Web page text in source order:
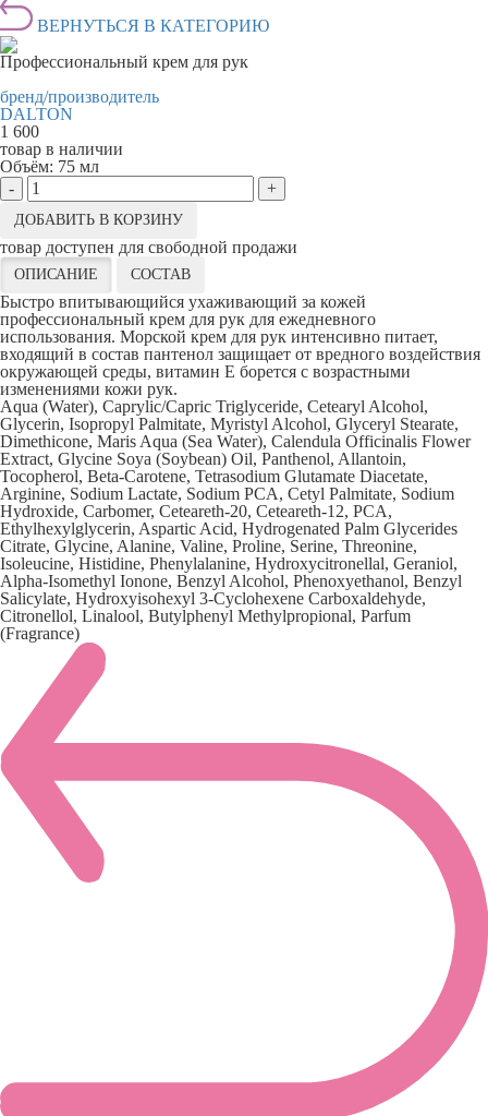
ВЕРНУТЬСЯ В КАТЕГОРИЮ
Профессиональный крем для рук
бренд/производитель
DALTON
1 600
товар в наличии
Объём: 75 мл
-
+
ДОБАВИТЬ В КОРЗИНУ
товар доступен для свободной продажи
ОПИСАНИЕ СОСТАВ
Быстро впитывающийся ухаживающий за кожей
профессиональный крем для рук для ежедневного
использования. Морской крем для рук интенсивно питает,
входящий в состав пантенол защищает от вредного воздействия
окружающей среды, витамин Е борется с возрастными
изменениями кожи рук.
Aqua (Water), Caprylic/Capric Triglyceride, Cetearyl Alcohol,
Glycerin, Isopropyl Palmitate, Myristyl Alcohol, Glyceryl Stearate,
Dimethicone, Maris Aqua (Sea Water), Calendula Officinalis Flower
Extract, Glycine Soya (Soybean) Oil, Panthenol, Allantoin,
Tocopherol, Beta-Carotene, Tetrasodium Glutamate Diacetate,
Arginine, Sodium Lactate, Sodium PCA, Cetyl Palmitate, Sodium
Hydroxide, Carbomer, Ceteareth-20, Ceteareth-12, PCA,
Ethylhexylglycerin, Aspartic Acid, Hydrogenated Palm Glycerides
Citrate, Glycine, Alanine, Valine, Proline, Serine, Threonine,
Isoleucine, Histidine, Phenylalanine, Hydroxycitronellal, Geraniol,
Alpha-Isomethyl Ionone, Benzyl Alcohol, Phenoxyethanol, Benzyl
Salicylate, Hydroxyisohexyl 3-Cyclohexene Carboxaldehyde,
Citronellol, Linalool, Butylphenyl Methylpropional, Parfum
(Fragrance)